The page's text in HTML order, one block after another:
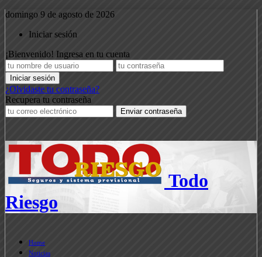
domingo 9 de agosto de 2026
Iniciar sesión
¡Bienvenido! Ingresa en tu cuenta
¿Olvidaste tu contraseña?
Recupera tu contraseña
Todo
Riesgo
Home
Noticias